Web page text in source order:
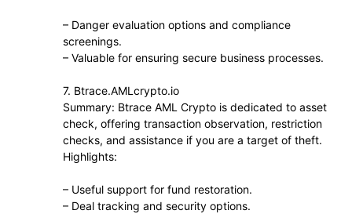
– Danger evaluation options and compliance
screenings.
– Valuable for ensuring secure business processes.
7. Btrace.AMLcrypto.io
Summary: Btrace AML Crypto is dedicated to asset
check, offering transaction observation, restriction
checks, and assistance if you are a target of theft.
Highlights:
– Useful support for fund restoration.
– Deal tracking and security options.